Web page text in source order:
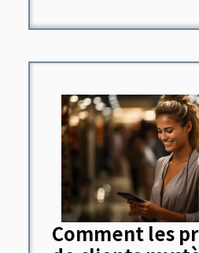
Comment les